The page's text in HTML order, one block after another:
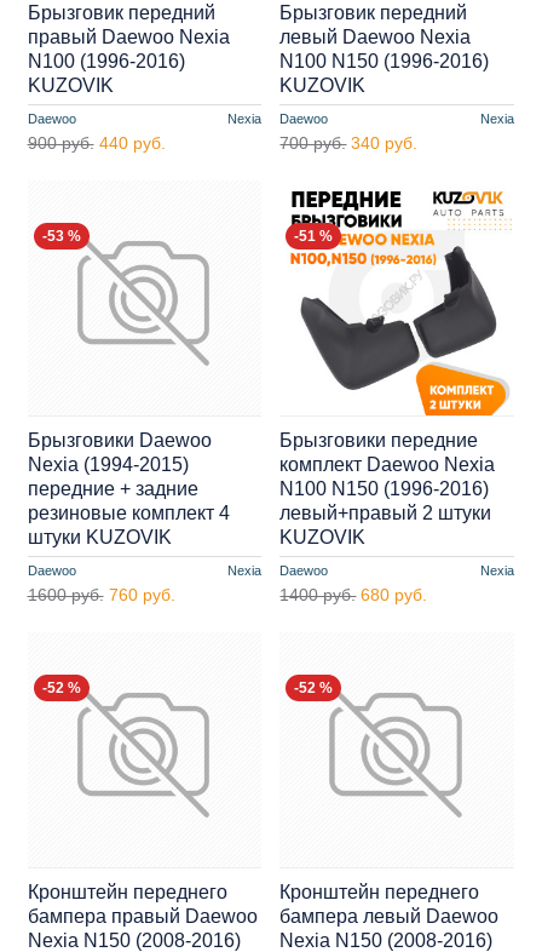
Daewoo Nexia
Брызговик передний
правый Daewoo Nexia
N100 (1996-2016)
KUZOVIK
900 руб. 440 руб.
Daewoo Nexia
Брызговик передний
левый Daewoo Nexia
N100 N150 (1996-2016)
KUZOVIK
700 руб. 340 руб.
-53 %
Daewoo Nexia
Брызговики Daewoo
Nexia (1994-2015)
передние + задние
резиновые комплект 4
штуки KUZOVIK
1600 руб. 760 руб.
-51 %
Daewoo Nexia
Брызговики передние
комплект Daewoo Nexia
N100 N150 (1996-2016)
левый+правый 2 штуки
KUZOVIK
1400 руб. 680 руб.
-52 %
Кронштейн переднего
бампера правый Daewoo
Nexia N150 (2008-2016)
-52 %
Кронштейн переднего
бампера левый Daewoo
Nexia N150 (2008-2016)